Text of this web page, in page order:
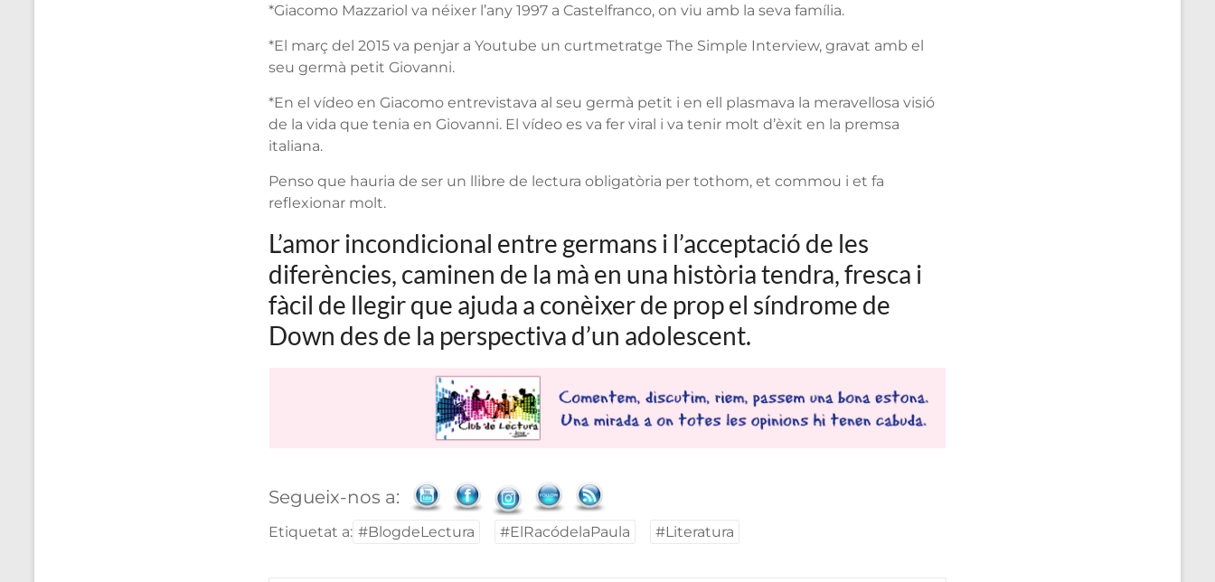
*Giacomo Mazzariol va néixer l’any 1997 a Castelfranco, on viu amb la seva família.
*El març del 2015 va penjar a Youtube un curtmetratge The Simple Interview, gravat amb el
seu germà petit Giovanni.
*En el vídeo en Giacomo entrevistava al seu germà petit i en ell plasmava la meravellosa visió
de la vida que tenia en Giovanni. El vídeo es va fer viral i va tenir molt d’èxit en la premsa
italiana.
Penso que hauria de ser un llibre de lectura obligatòria per tothom, et commou i et fa
reflexionar molt.
L’amor incondicional entre germans i l’acceptació de les
diferències, caminen de la mà en una història tendra, fresca i
fàcil de llegir que ajuda a conèixer de prop el síndrome de
Down des de la perspectiva d’un adolescent.
Segueix-nos a:
Etiquetat a: #BlogdeLectura #ElRacódelaPaula #Literatura